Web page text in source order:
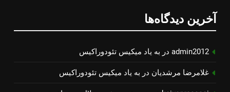
آخرین دیدگاه‌ها
admin2012 در به یاد میكیس تئودوراكیس
غلامرضا مرشدیان در به یاد میكیس تئودوراكیس